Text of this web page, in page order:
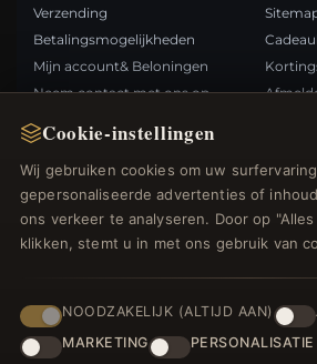
Cookie-instellingen
Wij gebruiken cookies om uw
gepersonaliseerde advertenties of
ons verkeer te analyseren. Door op
klikken, stemt u in met ons gebruik van
NOODZAKELIJK (ALTIJD AAN)
MARKETING
PERSONALISATIE
Verzending
Betalingsmogelijkheden
Mijn account& Beloningen
Neem contact met ons op
Nieuwe producten
Specials
Blog
Inloggen